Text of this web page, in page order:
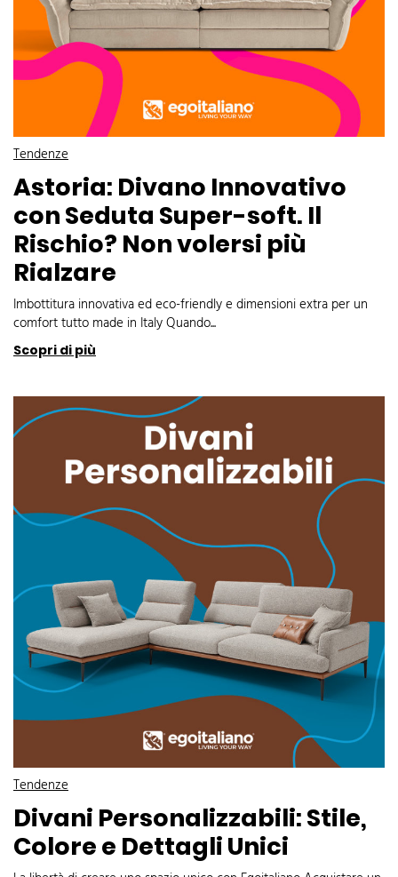
Tendenze
Astoria: Divano Innovativo
con Seduta Super-soft. Il
Rischio? Non volersi più
Rialzare
Imbottitura innovativa ed eco-friendly e dimensioni extra per un
comfort tutto made in Italy Quando...
Scopri di più
Tendenze
Divani Personalizzabili: Stile,
Colore e Dettagli Unici